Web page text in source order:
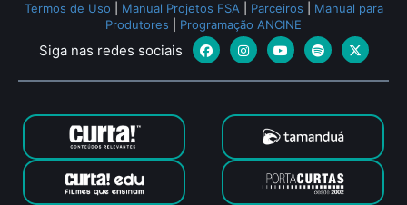
Termos de Uso
Manual Projetos FSA Parceiros
Manual para
Produtores
Programação ANCINE
Siga nas redes sociais